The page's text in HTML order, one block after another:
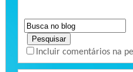
Incluir comentários na